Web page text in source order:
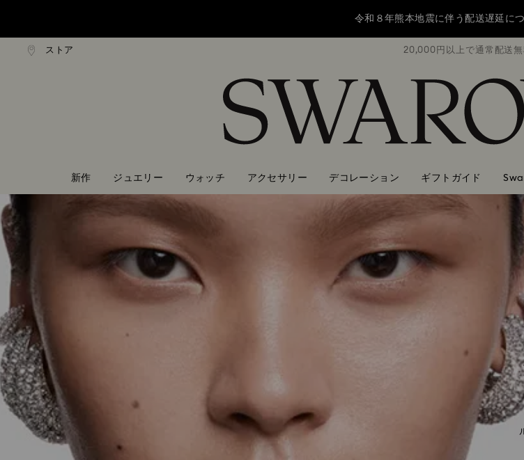
令和８年熊本地震に伴う配送遅延に
令和８年熊本地震に伴う配送遅延につ
令和８年熊本地震に伴う配送遅延につ
Accesskeys list
ストア
円以上で通常配送無料 20,000円以上で通常配送無
新作 ジュエリー ウォッチ アクセサリー デコレーション ギフトガイド